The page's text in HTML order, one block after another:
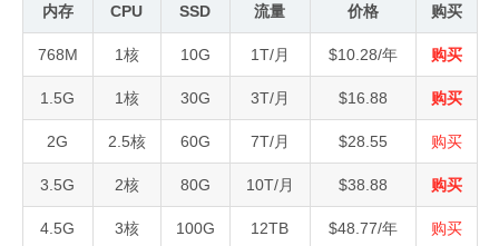
内存 CPU SSD 流量 价格 购买
768M 1核 10G 1T/月 $10.28/年 购买
1.5G 1核 30G 3T/月 $16.88 购买
2G 2.5核 60G 7T/月 $28.55 购买
3.5G 2核 80G 10T/月 $38.88 购买
4.5G 3核 100G 12TB $48.77/年 购买